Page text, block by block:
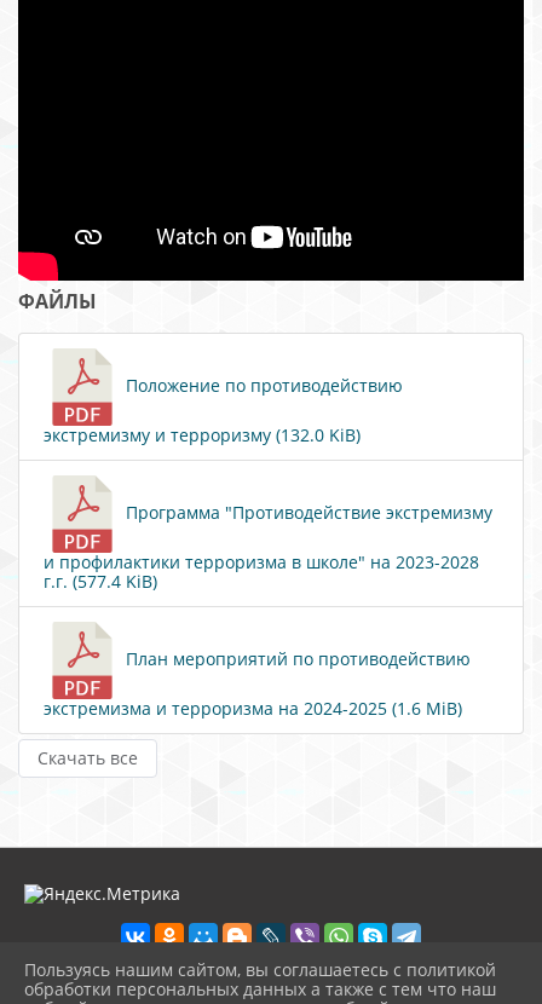
ФАЙЛЫ
Положение по противодействию
экстремизму и терроризму (132.0 KiB)
Программа "Противодействие экстремизму
и профилактики терроризма в школе" на 2023-2028
г.г. (577.4 KiB)
План мероприятий по противодействию
экстремизма и терроризма на 2024-2025 (1.6 MiB)
Скачать все
Пользуясь нашим сайтом, вы соглашаетесь с политикой
обработки персональных данных а также с тем что наш